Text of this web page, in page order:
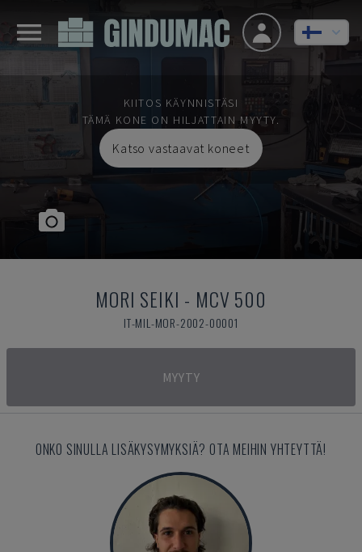
KIITOS KÄYNNISTÄSI
TÄMÄ KONE ON HILJATTAIN MYYTY.
Katso vastaavat koneet
MORI SEIKI - MCV 500
IT-MIL-MOR-2002-00001
MYYTY
ONKO SINULLA LISÄKYSYMYKSIÄ? OTA MEIHIN YHTEYTTÄ!